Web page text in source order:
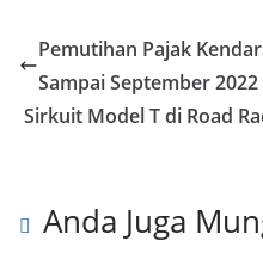
Pemutihan Pajak
Sampai September 2022
Sirkuit Model T di Road
Anda Juga